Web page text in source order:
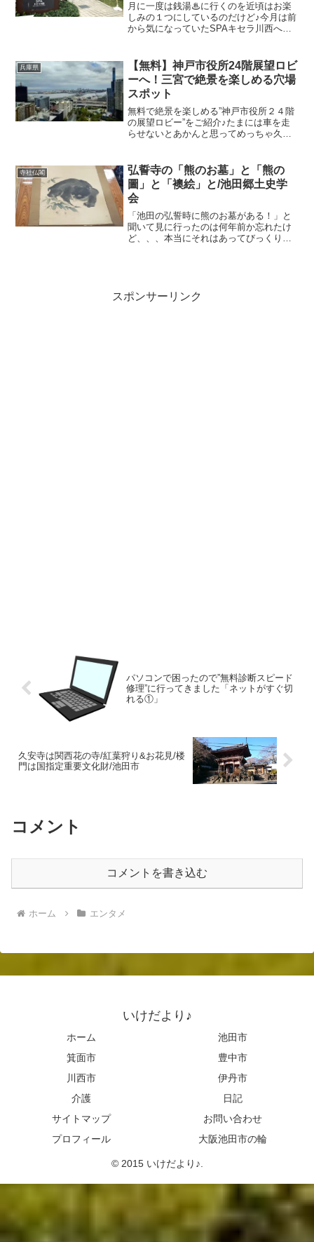
月に一度は銭湯♨に行くのを近頃はお楽
しみの１つにしているのだけど♪今月は前
から気になっていたSPAキセラ川西へ行
ゆうルールなんだろうとかどうしたらい
いんだろう？...
兵庫県
【無料】神戸市役所24階展望ロビ
ーへ！三宮で絶景を楽しめる穴場
スポット
無料で絶景を楽しめる”神戸市役所２４階
の展望ロビー”をご紹介♪たまには車を走
らせないとあかんと思ってめっちゃ久し
ーズに神戸市役所まで辿り着いたものの
やっぱり神戸は駐...
寺社仏閣
弘誓寺の「熊のお墓」と「熊の
圖」と「襖絵」と/池田郷土史学
会
「池田の弘誓時に熊のお墓がある！」と
聞いて見に行ったのは何年前か忘れたけ
ど、、、本当にそれはあってびっくりし
スポンサーリンク
パソコンで困ったので”無料診断スピード
修理”に行ってきました「ネットがすぐ切
れる①」
久安寺は関西花の寺/紅葉狩り&お花見/楼
門は国指定重要文化財/池田市
コメント
コメントを書き込む
ホーム エンタメ
いけだより♪
ホーム
池田市
箕面市
豊中市
川西市
伊丹市
介護
日記
サイトマップ
お問い合わせ
プロフィール
大阪池田市の輪
© 2015 いけだより♪.